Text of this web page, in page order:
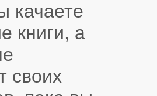
качаете
книги, а
своих